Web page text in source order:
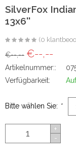
Wave
SilverFox
13x6''
(0
€--,-- €--,--
Artikelnummer::
Verfügbarkeit:
Bitte wählen Sie: *
+
-